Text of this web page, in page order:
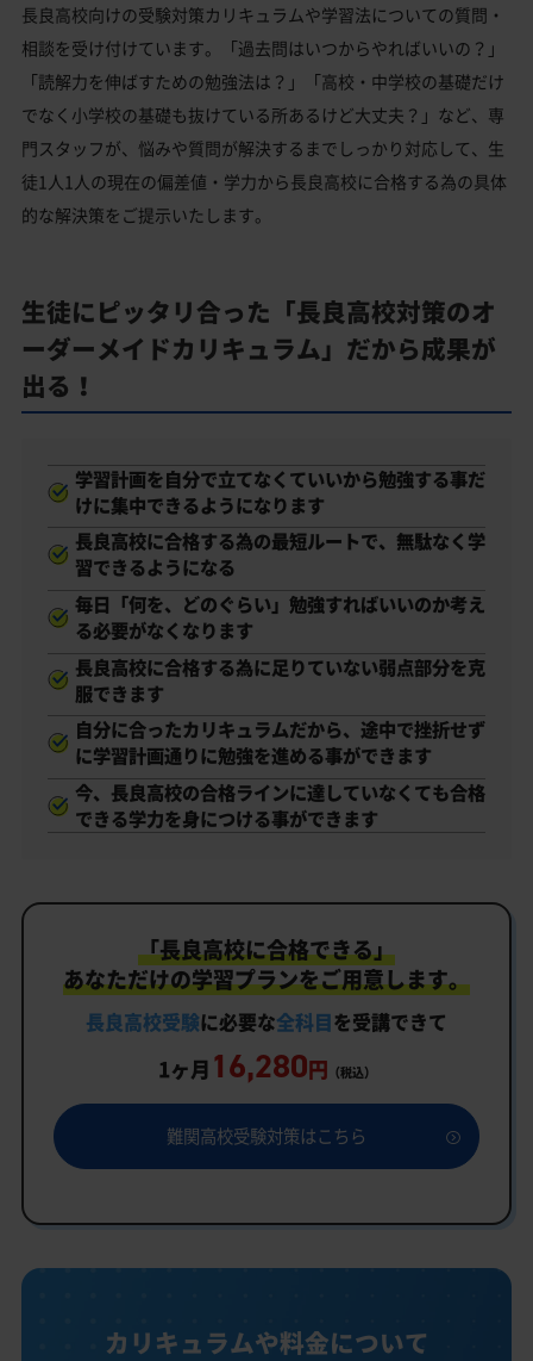
長良高校向けの受験対策カリキュラムや学習法についての質問・
相談を受け付けています。「過去問はいつからやればいいの？」
「読解力を伸ばすための勉強法は？」「高校・中学校の基礎だけ
でなく小学校の基礎も抜けている所あるけど大丈夫？」など、専
門スタッフが、悩みや質問が解決するまでしっかり対応して、生
徒1人1人の現在の偏差値・学力から長良高校に合格する為の具体
的な解決策をご提示いたします。
生徒にピッタリ合った「長良高校対策のオ
ーダーメイドカリキュラム」だから成果が
出る！
学習計画を自分で立てなくていいから勉強する事だ
けに集中できるようになります
長良高校に合格する為の最短ルートで、無駄なく学
習できるようになる
毎日「何を、どのぐらい」勉強すればいいのか考え
る必要がなくなります
長良高校に合格する為に足りていない弱点部分を克
服できます
自分に合ったカリキュラムだから、途中で挫折せず
に学習計画通りに勉強を進める事ができます
今、長良高校の合格ラインに達していなくても合格
できる学力を身につける事ができます
「長良高校に合格できる」
あなただけの学習プランをご用意します。
長良高校受験に必要な全科目を受講できて
1ヶ月 16,280円 （税込）
難関高校受験対策はこちら
カリキュラムや料金について